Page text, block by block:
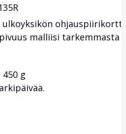
ohjauspiirikortti
malliisi tarkemmasta
g